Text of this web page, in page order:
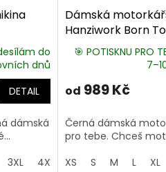
do
dnů
DETAIL
dámská
3XL 4XL 5XL
Dámská
Hanziwork Born
🎯 POTISKNU PRO
od 989 Kč
Černá dámská
pro tebe. Chceš
XS
S M L XL